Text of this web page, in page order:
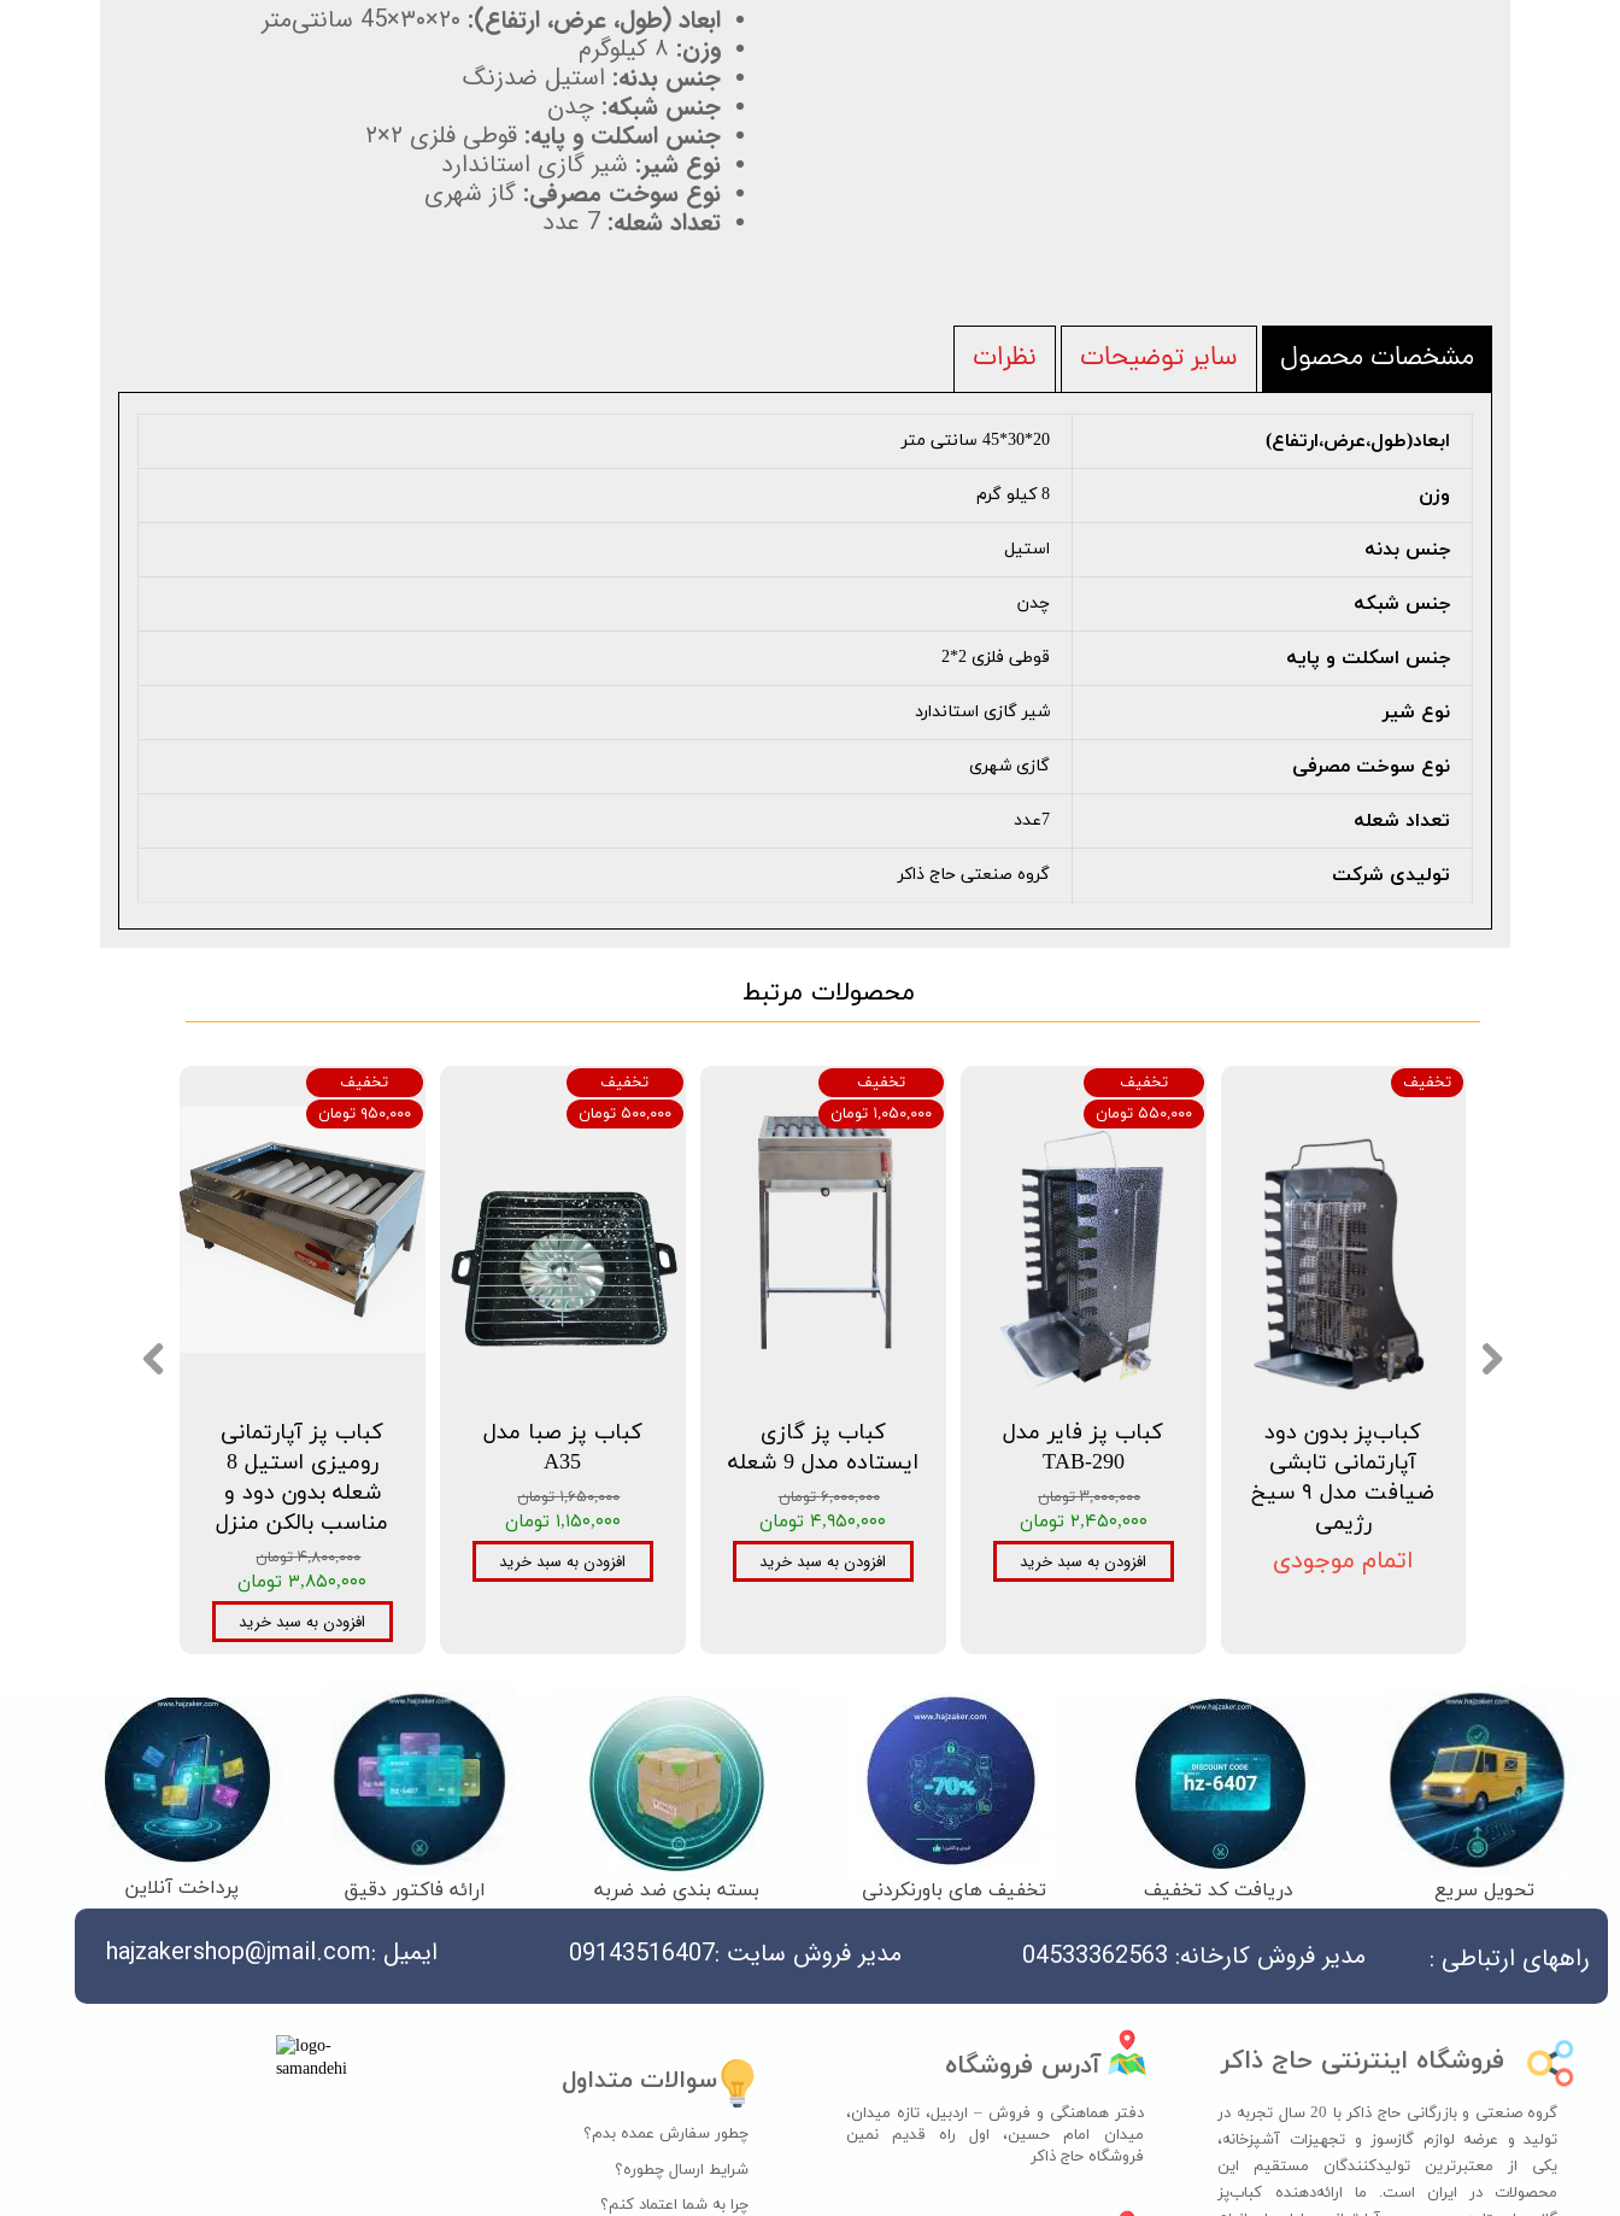
ابعاد (طول، عرض، ارتفاع):
وزن:
جنس بدنه: استیل ضدزنگ
جنس شبکه: چدن
جنس اسکلت و پایه: قوطی فلزی ۲×۲
نوع شیر: شیر گازی استاندارد
نوع سوخت مصرفی: گاز شهری
تعداد شعله: 7 عدد
مشخصات محصول سایر توضیحات نظرات
ابعاد(طول،عرض،ارتفاع) 20*30*45 سانتی متر
وزن 8 کیلو گرم
جنس بدنه استیل
جنس شبکه چدن
جنس اسکلت و پایه قوطی فلزی 2*2
نوع شیر شیر گازی استاندارد
نوع سوخت مصرفی گازی شهری
تعداد شعله 7عدد
تولیدی شرکت گروه صنعتی حاج ذاکر
محصولات مرتبط
کباب پز آپارتمانی
رومیزی استیل 8
شعله بدون دود و
مناسب بالکن منزل
۴,۸۰۰,۰۰۰ تومان
۳,۸۵۰,۰۰۰ تومان
افزودن به سبد خرید
تخفیف
۹۵۰,۰۰۰ تومان
کباب پز صبا مدل
A35
۱,۶۵۰,۰۰۰ تومان
۱,۱۵۰,۰۰۰ تومان
افزودن به سبد خرید
تخفیف
۵۰۰,۰۰۰ تومان
کباب پز گازی
ایستاده مدل 9 شعله
۶,۰۰۰,۰۰۰ تومان
۴,۹۵۰,۰۰۰ تومان
افزودن به سبد خرید
تخفیف
۱,۰۵۰,۰۰۰ تومان
کباب پز فایر مدل
TAB-290
۳,۰۰۰,۰۰۰ تومان
۲,۴۵۰,۰۰۰ تومان
افزودن به سبد خرید
تخفیف
۵۵۰,۰۰۰ تومان
کباب‌پز بدون دود
آپارتمانی تابشی
ضیافت مدل ۹ سیخ
رژیمی
اتمام موجودی
تخفیف
تحویل سریع دریافت کد تخفیف تخفیف های باورنکردنی بسته بندی ضد ضربه ارائه فاکتور دقیق پرداخت آنلاین
فروشگاه اینترنتی حاج ذاکر
گروه صنعتی و بازرگانی حاج ذاکر با 20 سال تجربه در
تولید و عرضه لوازم گازسوز و تجهیزات آشپزخانه،
یکی از معتبرترین تولیدکنندگان مستقیم این
محصولات در ایران است. ما ارائه‌دهنده کباب‌پز
آدرس فروشگاه
دفتر هماهنگی و فروش – اردبیل، تازه میدان،
میدان امام حسین، اول راه قدیم نمین
فروشگاه حاج ذاکر​​​​​​​
سوالات متداول
چطور سفارش عمده بدم؟
شرایط ارسال چطوره؟
چرا به شما اعتماد کنم؟
مدیر فروش کارخانه: 04533362563 راههای ارتباطی : مدیر فروش سایت :09143516407 ایمیل :hajzakershop@jmail.com